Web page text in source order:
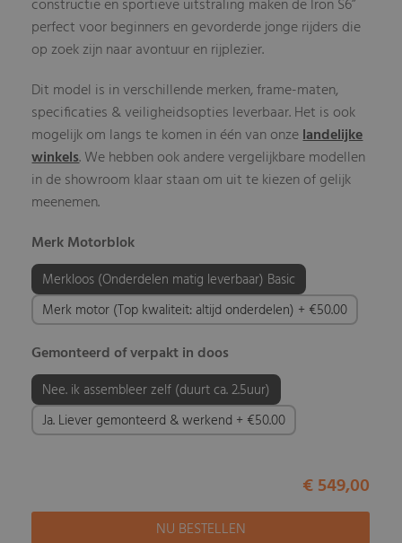
constructie en sportieve uitstraling maken de Iron S6”
perfect voor beginners en gevorderde jonge rijders die
op zoek zijn naar avontuur en rijplezier.
Dit model is in verschillende merken, frame-maten,
specificaties & veiligheidsopties leverbaar. Het is ook
mogelijk om langs te komen in één van onzelandelijke
winkels. We hebben ook andere vergelijkbare modellen
in de showroom klaar staan om uit te kiezen of gelijk
meenemen.
Merk Motorblok
Merkloos (Onderdelen matig leverbaar) Basic
Merk motor (Top kwaliteit: altijd onderdelen) + €50.00
Gemonteerd of verpakt in doos
Nee. ik assembleer zelf (duurt ca. 2.5uur)
Ja. Liever gemonteerd & werkend + €50.00
€ 549,00